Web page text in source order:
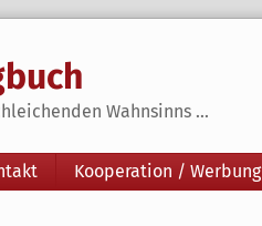
Wahnsinns ...
Kooperation / Werbung